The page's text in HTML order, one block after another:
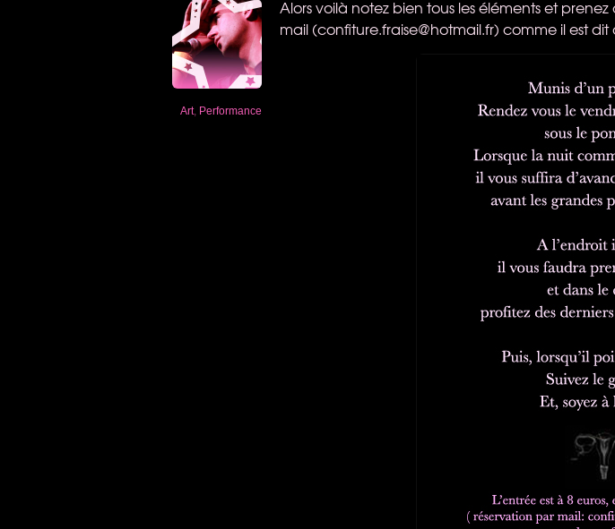
Art, Performance
Alors voilà notez bien tous les éléments et
mail (confiture.fraise@hotmail.fr) comme il est dit